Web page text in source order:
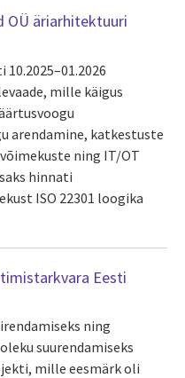
OÜ äriarhitektuuri
mille käigus
arendamine, katkestuste
ning IT/OT
hinnati
ISO 22301 loogika
Eesti
ning
suurendamiseks
mille eesmärk oli